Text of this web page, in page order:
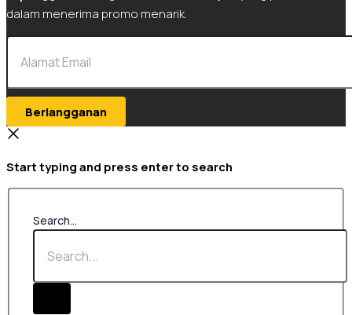
dalam menerima promo menarik.
Berlangganan
Start typing and press enter to search
Search...